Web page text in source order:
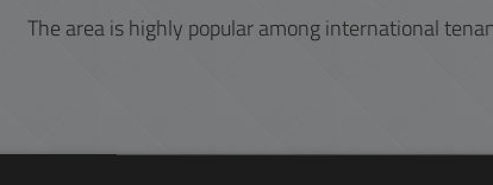
The area is highly popular among international
The